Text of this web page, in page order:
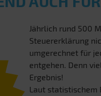
Jährlich rund 500
Steuererklärung
umgerechnet für
entgehen. Denn
Ergebnis!
Laut statistischem